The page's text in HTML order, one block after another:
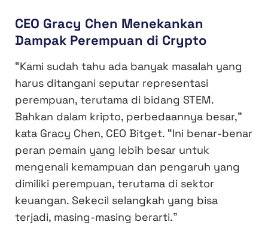
CEO Gracy Chen Menekankan
Dampak Perempuan di Crypto
“Kami sudah tahu ada banyak masalah yang
harus ditangani seputar representasi
perempuan, terutama di bidang STEM.
Bahkan dalam kripto, perbedaannya besar,”
kata Gracy Chen, CEO Bitget. “Ini benar-benar
peran pemain yang lebih besar untuk
mengenali kemampuan dan pengaruh yang
dimiliki perempuan, terutama di sektor
keuangan. Sekecil selangkah yang bisa
terjadi, masing-masing berarti.”